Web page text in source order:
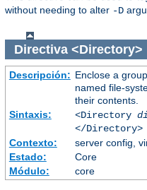
without needing to alter -D
Directiva <Directory>
Descripción: Enclose a
named file-
their contents.
Sintaxis:
<Directory
</Directory>
Contexto:
server config,
Estado:
Core
Módulo:
core